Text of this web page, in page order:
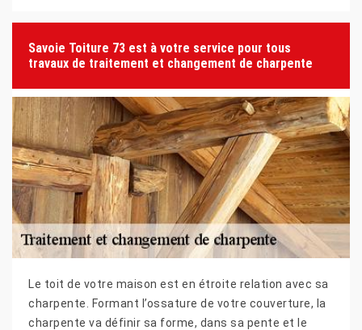
Savoie Toiture 73 est à votre service pour tous
travaux de traitement et changement de charpente
Le toit de votre maison est en étroite relation avec sa
charpente. Formant l’ossature de votre couverture, la
charpente va définir sa forme, dans sa pente et le